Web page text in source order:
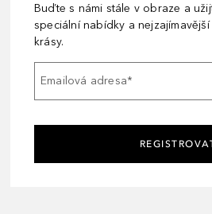
Buďte s námi stále v obraze a
speciální nabídky a
krásy.
Emailová adresa*